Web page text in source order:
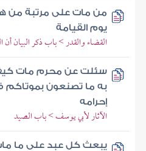
من مات على مرتبة من
يوم القيامة
القضاء والقدر > باب ذكر البيان
سئلت عن محرم مات
به ما تصنعون
إحرامه
الآثار لأبي يوسف > باب الصيد
يبعث كل عبد على ما